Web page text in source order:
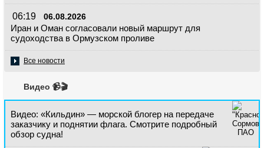
06:19 06.08.2026
Иран и Оман согласовали новый маршрут для
судоходства в Ормузском проливе
Все новости
Видео 📹🎬
Видео: «Кильдин» — морской блогер на передаче
заказчику и поднятии флага. Смотрите подробный
обзор судна!